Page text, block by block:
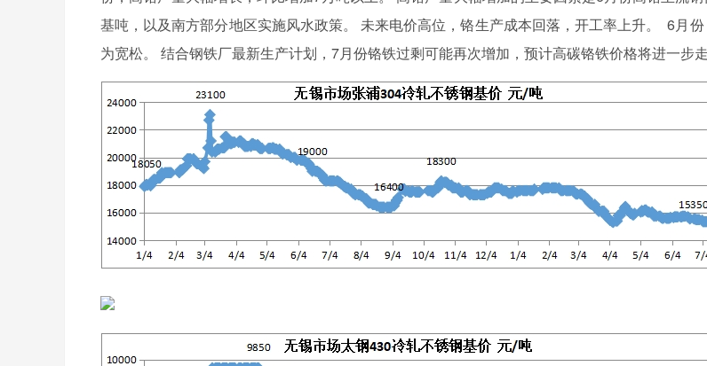
基吨，以及南方部分地区实施风水政策。 未来电价高位，铬生产成本回落，开工率上升。 6月
为宽松。 结合钢铁厂最新生产计划，7月份铬铁过剩可能再次增加，预计高碳铬铁价格将进一步走